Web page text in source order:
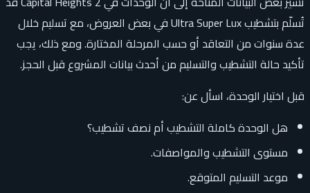
تُسلّم بتشطيب Ultra Super Lux في بعض العروض، مع تسليم خلال
عدة سنوات من التعاقد أو حسب المرحلة المختارة. ومع ذلك، يجب
تأكيد حالة التشطيب والتسليم من أحدث بيانات المشروع قبل الحجز.
قبل اختيار الوحدة، اسأل عن:
هل الوحدة كاملة التشطيب أم نصف تشطيب؟
مستوى التشطيب والمواصفات.
موعد التسليم المتوقع.